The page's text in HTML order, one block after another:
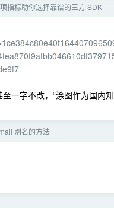
指标助你选择靠谱的三方 SDK
一字不改，“涂图作为国内
别名的方法